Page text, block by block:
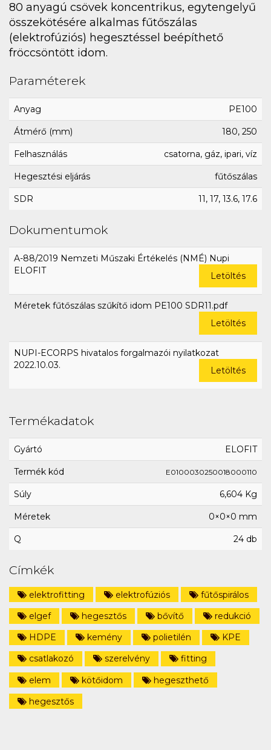
80 anyagú csövek koncentrikus, egytengelyű
összekötésére alkalmas fűtőszálas
(elektrofúziós) hegesztéssel beépíthető
fröccsöntött idom.
Paraméterek
Anyag PE100
Átmérő (mm) 180, 250
Felhasználás csatorna, gáz, ipari, víz
Hegesztési eljárás fűtőszálas
SDR 11, 17, 13.6, 17.6
Dokumentumok
A-88/2019 Nemzeti Műszaki Értékelés (NMÉ) Nupi
ELOFIT
Letöltés
Méretek fűtőszálas szűkítő idom PE100 SDR11.pdf
Letöltés
NUPI-ECORPS hivatalos forgalmazói nyilatkozat
2022.10.03.
Letöltés
Termékadatok
Gyártó ELOFIT
Termék kód E0100030250018000110
Súly 6,604 Kg
Méretek 0×0×0 mm
Q 24 db
Címkék
elektrofitting elektrofúziós
fűtőspirálos
elgef
hegesztős bővítő
redukció
HDPE
kemény polietilén
KPE
csatlakozó
szerelvény
fitting
elem
kötőidom
hegeszthető
hegesztős